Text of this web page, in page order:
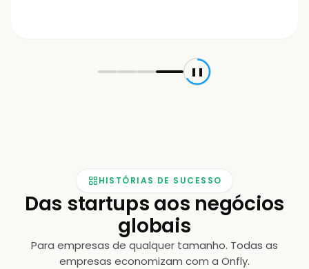
❚❚
HISTÓRIAS DE SUCESSO
Das startups aos negócios
globais
Para empresas de qualquer tamanho. Todas as
empresas economizam com a Onfly.